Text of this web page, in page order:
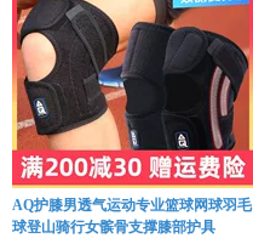
AQ护膝男透气运动专业篮球网球羽毛
球登山骑行女髌骨支撑膝部护具